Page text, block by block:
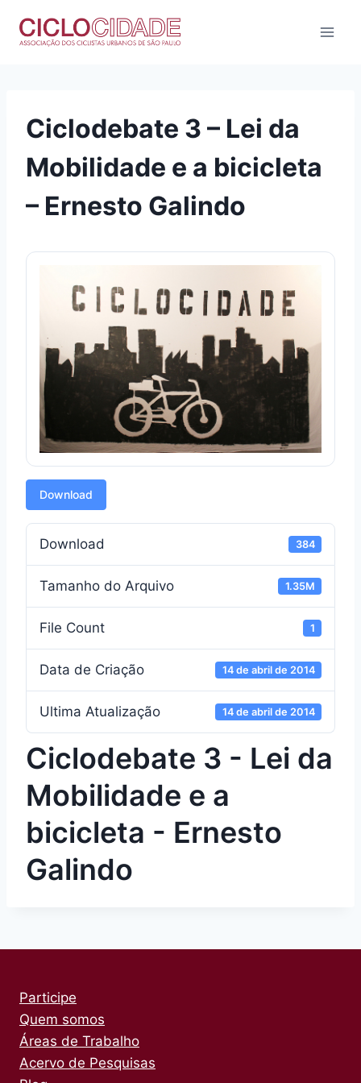
para
Ciclodebate 3 – Lei da
Mobilidade e a bicicleta
– Ernesto Galindo
Download
Download 384
Tamanho do Arquivo 1.35M
File Count 1
Data de Criação 14 de abril de 2014
Ultima Atualização 14 de abril de 2014
Ciclodebate 3 - Lei da
Mobilidade e a
bicicleta - Ernesto
Galindo
Participe
Quem somos
Áreas de Trabalho
Acervo de Pesquisas